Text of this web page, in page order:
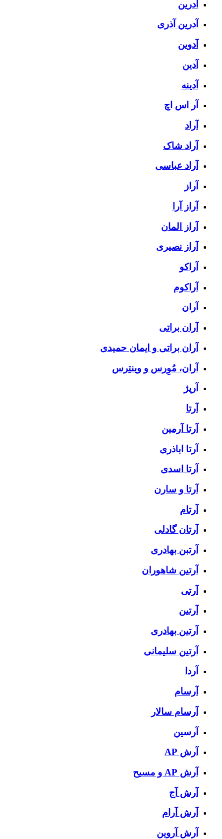
آدرین
آدرین آذری
آدوین
آدین
آدینه
آر اس اچ
آراد
آراد شاک
آراد عباسی
آراز
آراز آرا
آراز المان
آراز نصیری
آراکو
آراکوم
آران
آران براتی
آران براتی و ایمان حمیدی
آران، مُوِرس و وینتِرس
آرپژ
آرتا
آرتا آرمین
آرتا اباذری
آرتا اسدی
آرتا و سارن
آرتام
آرتان گادلی
آرتبن بهادری
آرتين شاهوران
آرتی
آرتین
آرتین بهادری
آرتین سلیمانی
آردا
آرسام
آرسام سالار
آرسین
آرش AP
آرش AP و مسیح
آرش آج
آرش آرام
آرش آروین